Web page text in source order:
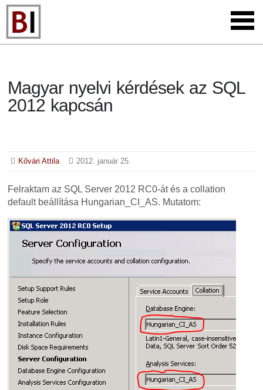
Magyar nyelvi kérdések az SQL
2012 kapcsán
Kővári Attila 2012. január 25.
Felraktam az SQL Server 2012 RC0-át és a collation
default beállítása Hungarian_CI_AS. Mutatom: